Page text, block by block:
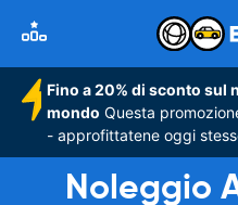
Fino a 20% di sconto sul
mondo Questa
- approfittatene oggi
Noleggio